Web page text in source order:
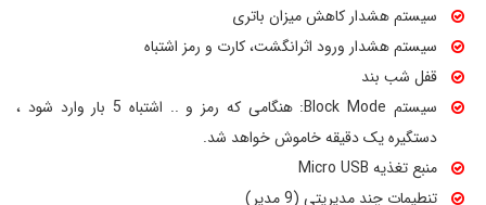
سیستم هشدار کاهش میزان باتری
سیستم هشدار ورود اثرانگشت، کارت و رمز اشتباه
قفل شب بند
سیستم Block Mode: هنگامی که رمز و .. اشتباه 5 بار وارد شود ،
دستگیره یک دقیقه خاموش خواهد شد.
منبع تغذیه Micro USB
تنطیمات چند مدیریتی (9 مدیر)